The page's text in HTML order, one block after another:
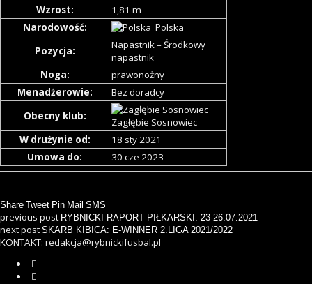
Wzrost:
1,81 m
Narodowość:
Polska
Pozycja:
Napastnik – Środkowy
napastnik
Noga:
prawonożny
Menadżerowie:
Bez doradcy
Obecny klub:
Zagłębie Sosnowiec
W drużynie od:
18 sty 2021
Umowa do:
30 cze 2023
Share Tweet Pin Mail SMS
previous post RYBNICKI RAPORT PIŁKARSKI: 23-26.07.2021
next postSKARB KIBICA: E-WINNER 2.LIGA 2021/2022
KONTAKT: redakcja@rybnickifusbal.pl